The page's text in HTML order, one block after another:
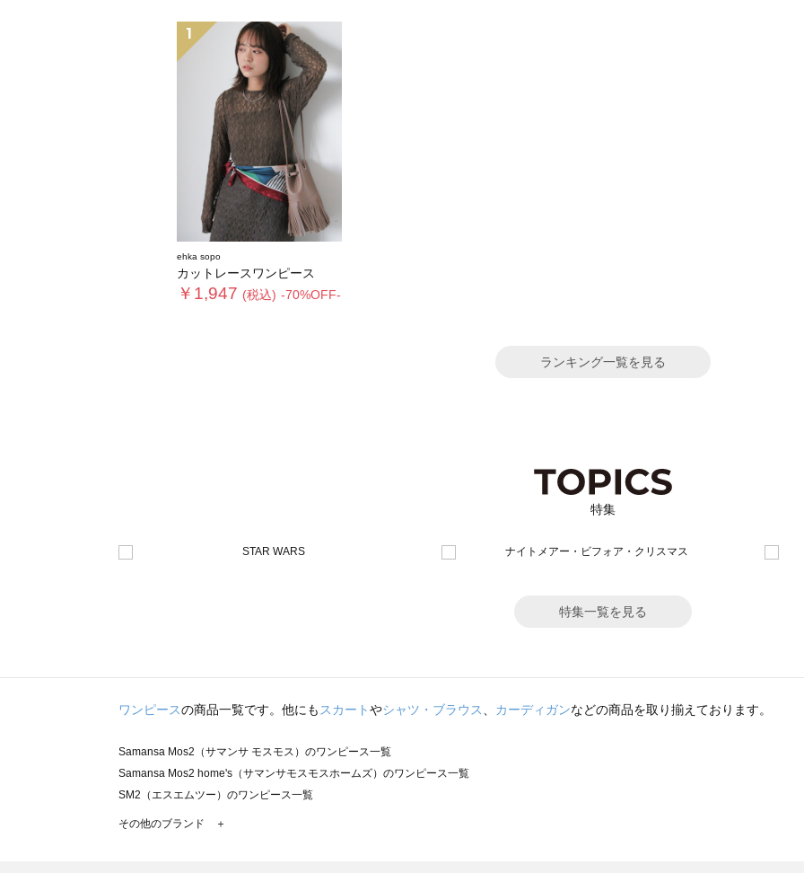
1
ehka sopo
カットレースワンピース
￥1,947 (税込) -70%OFF-
ランキング一覧を見る
特集
特集一覧を見る
ワンピースの商品一覧です。他にもスカートやシャツ・ブラウス、 カーディガンなどの商品を取り揃えております。
Samansa Mos2（サマンサ モスモス）のワンピース一覧
Samansa Mos2 home's（サマンサモスモスホームズ）のワンピース一覧
SM2（エスエムツー）のワンピース一覧
TSUHARU by Samansa Mos2（ツハルバイサマンサモスモス）のワンピース一覧
その他のブランド ＋